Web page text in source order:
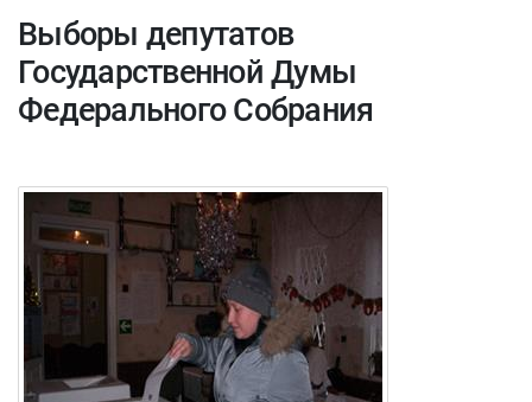
Выборы депутатов
Государственной Думы
Федерального Собрания